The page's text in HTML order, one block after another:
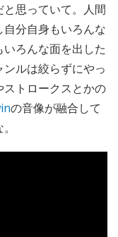
思っていて。人間
分自身もいろんな
ろんな面を出した
ルは絞らずにやっ
トロークスとかの
の音像が融合して